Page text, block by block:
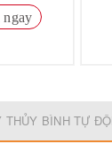
THỦY BÌNH TỰ